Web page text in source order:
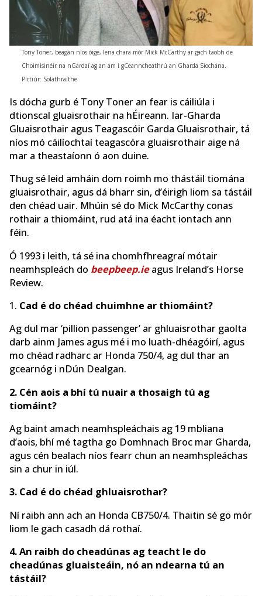
Tony Toner, beagán níos óige, lena chara mór Mick McCarthy ar gach taobh de
Choimisinéir na nGardaí ag an am i gCeanncheathrú an Gharda Síochána.
Pictiúr: Soláthraithe
Is dócha gurb é Tony Toner an fear is cáiliúla i
dtionscal gluaisrothair na hÉireann. Iar-Gharda
Gluaisrothair agus Teagascóir Garda Gluaisrothair, tá
níos mó cáilíochtaí teagascóra gluaisrothair aige ná
mar a theastaíonn ó aon duine.
Thug sé leid amháin dom roimh mo thástáil tiomána
gluaisrothair, agus dá bharr sin, d’éirigh liom sa tástáil
den chéad uair. Mhúin sé do Mick McCarthy conas
rothair a thiomáint, rud atá ina éacht iontach ann
féin.
Ó 1993 i leith, tá sé ina chomhfhreagraí mótair
neamhspleách do beepbeep.ieagus Ireland’s Horse
Review.
1. Cad é do chéad chuimhne ar thiomáint?
Ag dul mar ‘pillion passenger’ ar ghluaisrothar gaolta
darb ainm James agus mé i mo luath-dhéagóirí, agus
mo chéad radharc ar Honda 750/4, ag dul thar an
gcearnóg i nDún Dealgan.
2. Cén aois a bhí tú nuair a thosaigh tú ag
tiomáint?
Ag baint amach neamhspleáchais ag 19 mbliana
d’aois, bhí mé tagtha go Domhnach Broc mar Gharda,
agus cén bealach níos fearr chun an neamhspleáchas
sin a chur in iúl.
3. Cad é do chéad ghluaisrothar?
Ní raibh ann ach an Honda CB750/4. Thaitin sé go mór
liom le gach casadh dá rothaí.
4. An raibh do cheadúnas ag teacht le do
cheadúnas gluaisteáin, nó an ndearna tú an
tástáil?